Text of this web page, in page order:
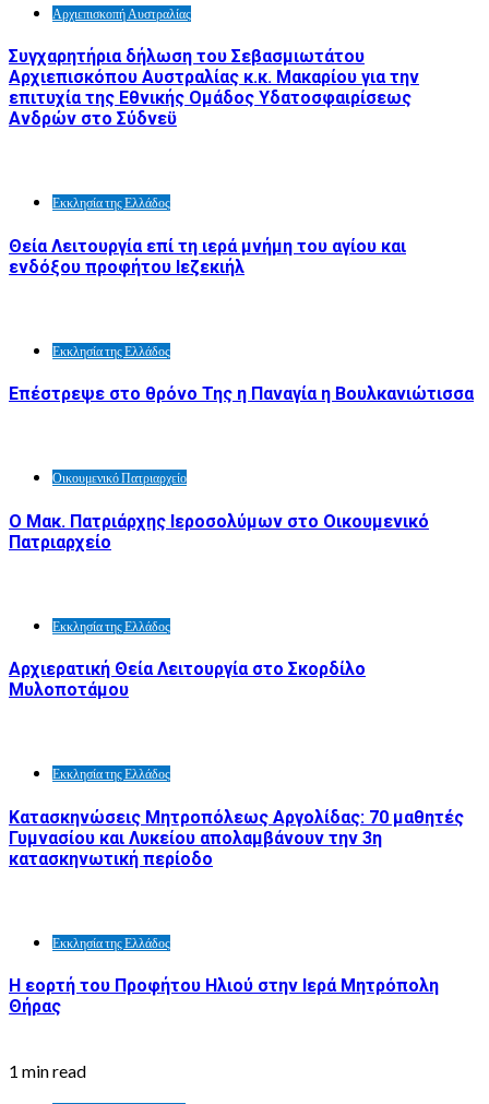
Αρχιεπισκοπή Αυστραλίας
Συγχαρητήρια δήλωση του Σεβασμιωτάτου
Αρχιεπισκόπου Αυστραλίας κ.κ. Μακαρίου για την
επιτυχία της Εθνικής Ομάδος Υδατοσφαιρίσεως
Ανδρών στο Σύδνεϋ
Εκκλησία της Ελλάδος
Θεία Λειτουργία επί τη ιερά μνήμη του αγίου και
ενδόξου προφήτου Ιεζεκιήλ
Εκκλησία της Ελλάδος
Επέστρεψε στο θρόνο Της η Παναγία η Βουλκανιώτισσα
Οικουμενικό Πατριαρχείο
Ο Μακ. Πατριάρχης Ιεροσολύμων στο Οικουμενικό
Πατριαρχείο
Εκκλησία της Ελλάδος
Αρχιερατική Θεία Λειτουργία στο Σκορδίλο
Μυλοποτάμου
Εκκλησία της Ελλάδος
Κατασκηνώσεις Μητροπόλεως Αργολίδας: 70 μαθητές
Γυμνασίου και Λυκείου απολαμβάνουν την 3η
κατασκηνωτική περίοδο
Εκκλησία της Ελλάδος
Η εορτή του Προφήτου Ηλιού στην Ιερά Μητρόπολη
Θήρας
1 min read